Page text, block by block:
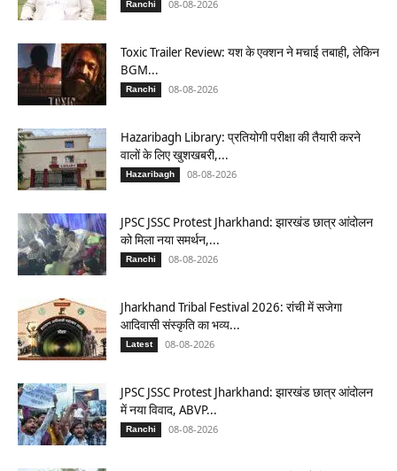
Ranchi 08-08-2026
Toxic Trailer Review: यश के एक्शन ने मचाई तबाही, लेकिन
BGM...
Ranchi 08-08-2026
Hazaribagh Library: प्रतियोगी परीक्षा की तैयारी करने
वालों के लिए खुशखबरी,...
Hazaribagh 08-08-2026
JPSC JSSC Protest Jharkhand: झारखंड छात्र आंदोलन
को मिला नया समर्थन,...
Ranchi 08-08-2026
Jharkhand Tribal Festival 2026: रांची में सजेगा
आदिवासी संस्कृति का भव्य...
Latest 08-08-2026
JPSC JSSC Protest Jharkhand: झारखंड छात्र आंदोलन
में नया विवाद, ABVP...
Ranchi 08-08-2026